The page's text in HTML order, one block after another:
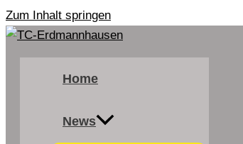
Zum Inhalt springen
Home
News